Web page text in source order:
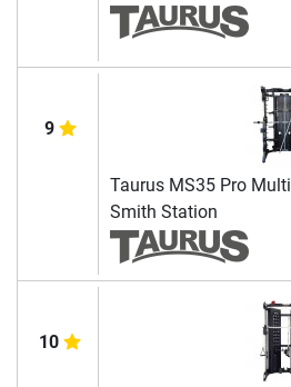
9
Taurus MS35 Pro Multi
Smith Station
10